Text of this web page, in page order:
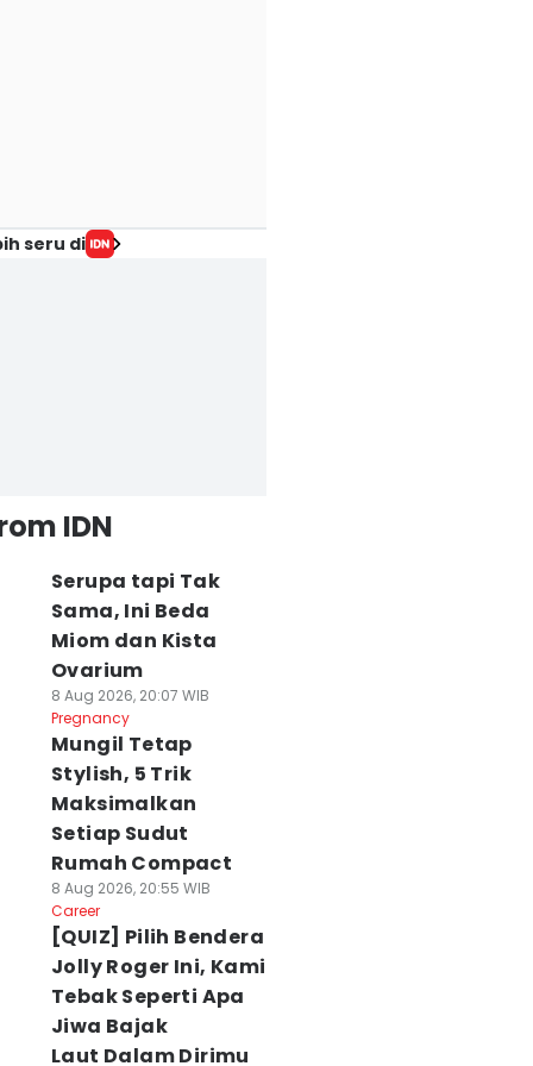
seru di
IDN
Serupa tapi Tak
Sama, Ini Beda
Miom dan Kista
Ovarium
8 Aug 2026, 20:07 WIB
Pregnancy
Mungil Tetap
Stylish, 5 Trik
Maksimalkan
Setiap Sudut
Rumah Compact
8 Aug 2026, 20:55 WIB
Career
[QUIZ] Pilih Bendera
Jolly Roger Ini, Kami
Tebak Seperti Apa
Jiwa Bajak
Laut Dalam Dirimu